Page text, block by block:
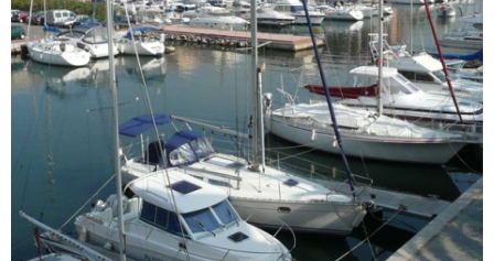
non inclus, prestation en supplément). Equipé
pour 4 personnes. AVANT JUIN = 350 € /
semaine / MOIS DE JUIN = 400 € /semaine
JUILLET DU 27/06 AU 11/07 = 450 €/semaine /
DU 11/07 AU 25/07 = 500 € /semaine TRES
HAUTE SAISON DU 25/07 AU 15/08 = 620
€/semaine DU 15/08 AU 22/08 = 500
€/semaine / DU 22/08 AU 29/08= 450
€/semaine SEPTEMBRE = 400 € /semaine / A
PARTIR DU MOIS OCTOBRE = 350 €/semaine.
VOIR LE BIEN